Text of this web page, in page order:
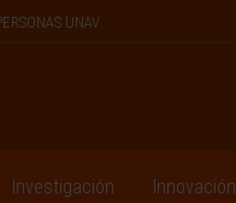
UNAV
Investigación Innovación